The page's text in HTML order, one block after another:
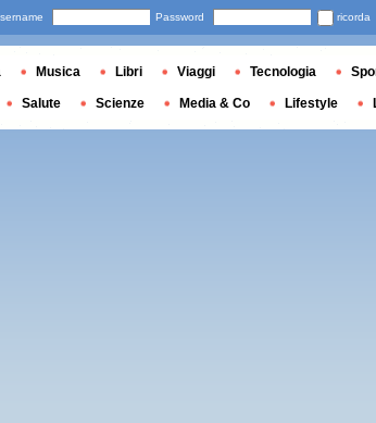
Password ricorda
Musica Libri Viaggi Tecnologia
Salute Scienze Media & Co Lifestyle